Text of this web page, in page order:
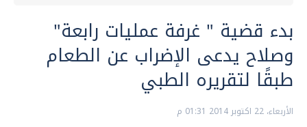
بدء قضية " غرفة عمليات رابعة"
وصلاح يدعى الإضراب عن الطعام
طبقًا لتقريره الطبي
الأربعاء، 22 اكتوبر 2014 01:31 م